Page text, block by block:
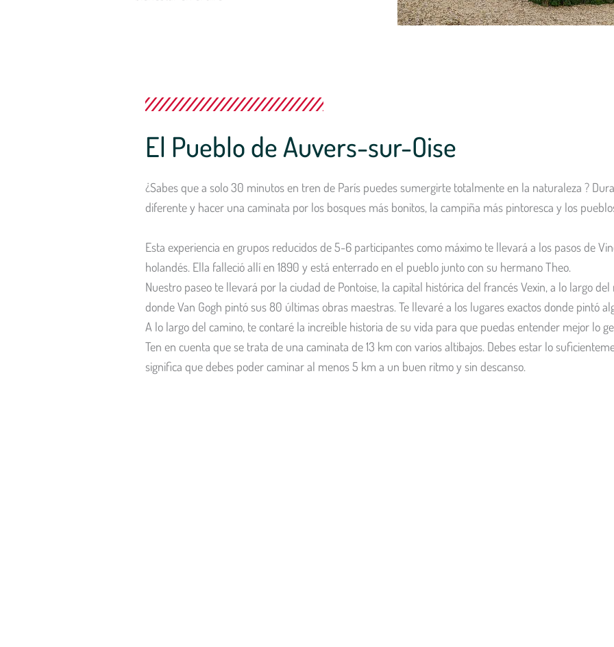
El Pueblo de Auvers-sur-Oise
¿Sabes que a solo 30 minutos en tren de París puedes sumergirte totalmente en la naturaleza ?
diferente y hacer una caminata por los bosques más bonitos, la campiña más pintoresca y los
Esta experiencia en grupos reducidos de 5-6 participantes como máximo te llevará a los pasos de
holandés. Ella falleció allí en 1890 y está enterrado en el pueblo junto con su hermano Theo.
Nuestro paseo te llevará por la ciudad de Pontoise, la capital histórica del francés Vexin, a lo largo
donde Van Gogh pintó sus 80 últimas obras maestras. Te llevaré a los lugares exactos donde pintó
A lo largo del camino, te contaré la increíble historia de su vida para que puedas entender mejor lo
Ten en cuenta que se trata de una caminata de 13 km con varios altibajos. Debes estar lo
significa que debes poder caminar al menos 5 km a un buen ritmo y sin descanso.